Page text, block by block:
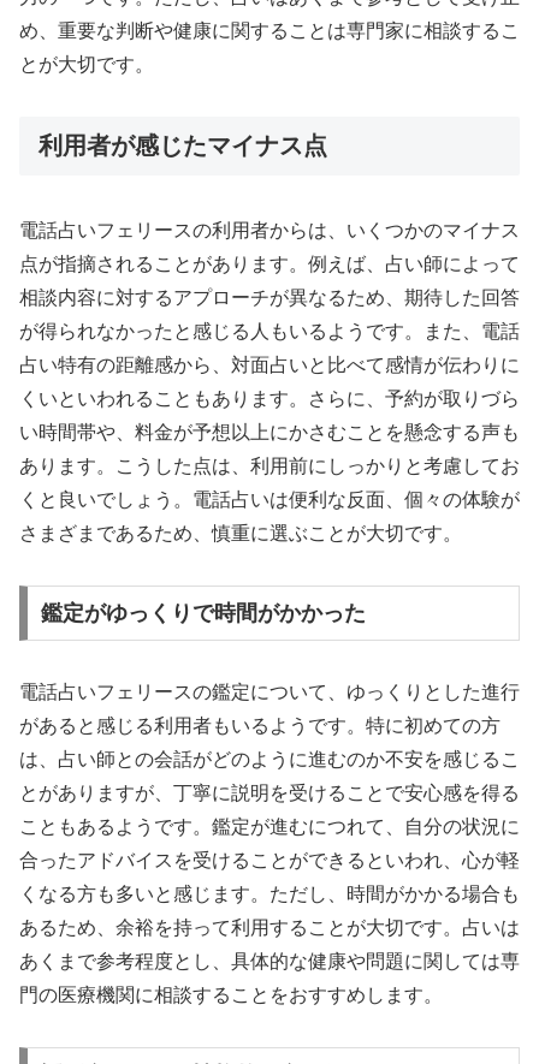
め、重要な判断や健康に関することは専門家に相談するこ
とが大切です。
利用者が感じたマイナス点
電話占いフェリースの利用者からは、いくつかのマイナス
点が指摘されることがあります。例えば、占い師によって
相談内容に対するアプローチが異なるため、期待した回答
が得られなかったと感じる人もいるようです。また、電話
占い特有の距離感から、対面占いと比べて感情が伝わりに
くいといわれることもあります。さらに、予約が取りづら
い時間帯や、料金が予想以上にかさむことを懸念する声も
あります。こうした点は、利用前にしっかりと考慮してお
くと良いでしょう。電話占いは便利な反面、個々の体験が
さまざまであるため、慎重に選ぶことが大切です。
鑑定がゆっくりで時間がかかった
電話占いフェリースの鑑定について、ゆっくりとした進行
があると感じる利用者もいるようです。特に初めての方
は、占い師との会話がどのように進むのか不安を感じるこ
とがありますが、丁寧に説明を受けることで安心感を得る
こともあるようです。鑑定が進むにつれて、自分の状況に
合ったアドバイスを受けることができるといわれ、心が軽
くなる方も多いと感じます。ただし、時間がかかる場合も
あるため、余裕を持って利用することが大切です。占いは
あくまで参考程度とし、具体的な健康や問題に関しては専
門の医療機関に相談することをおすすめします。